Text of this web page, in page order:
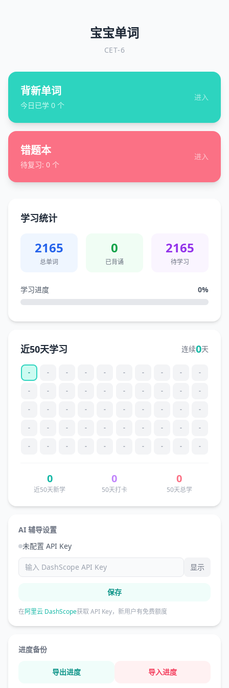
宝宝单词
CET-6
背新单词
今日已学 0 个
进入
错题本
待复习: 0 个
进入
学习统计
2165
总单词
0
已背诵
2165
待学习
学习进度 0%
近50天学习 连续0天
- - - - - - - - - -
- - - - - - - - - -
- - - - - - - - - -
- - - - - - - - - -
- - - - - - - - - -
0
近50天新学
0
50天打卡
0
50天总学
AI 辅导设置
未配置 API Key
显示
保存
在阿里云 DashScope获取 API Key，新用户有免费额度
进度备份
导出进度 导入进度